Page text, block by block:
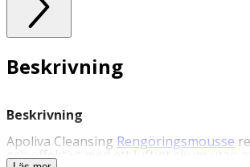
Beskrivning
Beskrivning
Apoliva Cleansing Rengöringsmousse
och effektivt med ett luftigt skum utan